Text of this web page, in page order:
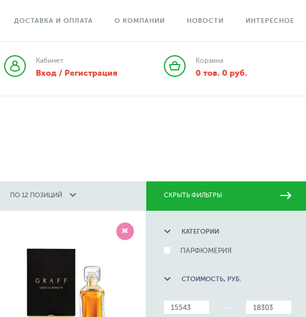
ДОСТАВКА И ОПЛАТА О КОМПАНИИ НОВОСТИ ИНТЕРЕСНОЕ
Кабинет
Вход / Регистрация
Корзина
0 тов. 0руб.
ПО 12 ПОЗИЦИЙ СКРЫТЬ ФИЛЬТРЫ
Ж КАТЕГОРИИ
ПАРФЮМЕРИЯ
СТОИМОСТЬ, РУБ.